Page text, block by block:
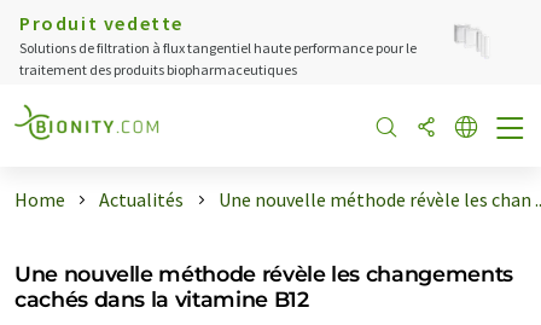
Produit vedette
Solutions de filtration à flux tangentiel haute performance pour le
traitement des produits biopharmaceutiques
Home Actualités Une nouvelle méthode révèle les chan
Une nouvelle méthode révèle les changements
cachés dans la vitamine B12